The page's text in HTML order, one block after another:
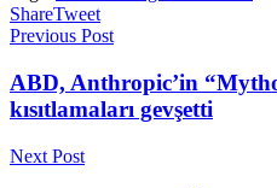
ShareTweet
Previous Post
ABD, Anthropic’in
kısıtlamaları gevşetti
Next Post